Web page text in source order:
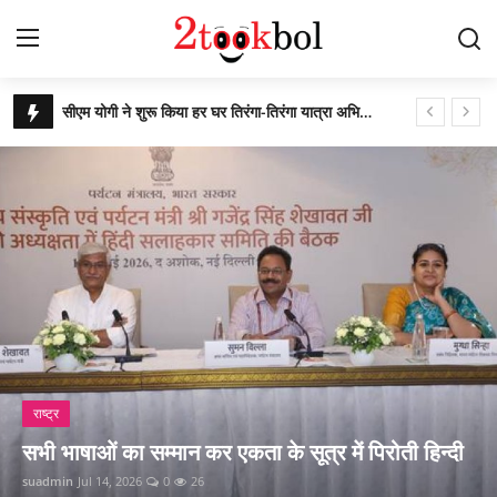
Login Register
पर्यावरण
विशेष
लेखक मंच
व्यंजन
डिफेंस
अनुसूचित जनजाति के युवा बनेंगे बिजनेसमैन
पेट्रोल नहीं बल्कि खेतों से आने वाला इथेनॉल देश का भविष्य
कचरे से कंचन: कूड़े के पहाड़ को बना दिया राप्ती ईको पार्क
पीएम ने ‘नशा मुक्त युवा फॉर विकसित भारत संकल्प अभियान’ की शुरुआत की
ग्लासगो कॉमनवेल्थ खेलों में भारत मुक्केबाजों ने लगाई सोने की झड़ी
संस्कार भारती, साहित्य विभाग की अवध प्रांत की प्रांतीय बैठक
गुरु पूर्णिमा : शिष्यों ने किया डॉ अजय का गुरुपूजन, रंगारंग समारोह
राष्ट्रीय शूटिंग में भास्कर नाथ पांडेय का शानदार प्रदर्शन
हिन्दी
विशेष
थैंक्यू यूपी पुलिस : ताजमहल में विदेशी
साड़ी, महिला सिपाही ने पहनाई
suadmin Jul 15, 2026